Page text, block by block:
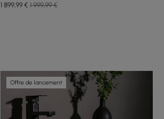
1 899,99€ 1 999,99 €
Offre de lancement